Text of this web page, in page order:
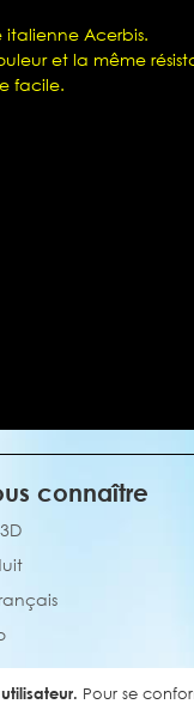
Pour se
Acerbis.
et la même
facile.
connaître